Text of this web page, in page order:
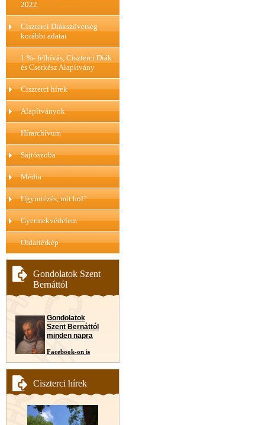
2022
Ciszterci Diákszövetség
korábbi adatai
1 %- felhívás, Ciszterci Diák
és Cserkész Alapítvány
Ciszterci hírek
Alapítványok
Hírarchívum
Sajtószoba
Média
Ügyintézés, mit hol?
Gyermekvédelem
Oldaltérkép
Gondolatok Szent
Bernáttól
Gondolatok
Szent Bernáttól
minden napra
Facebook-on is
Ciszterci hírek